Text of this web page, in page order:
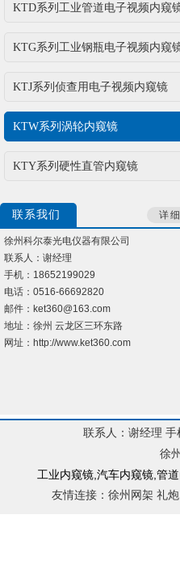
KTD系列工业管道电子视频内窥
KTG系列工业钢瓶电子视频内窥
KTJ系列侦查用电子视频内窥镜
KTW系列涡轮内窥镜
KTY系列硬性直管内窥镜
联系我们 详
徐州科尔泰光电仪器有限公司
联系人：谢经理
手机：18652199029
电话：0516-66692820
邮件：ket360@163.com
地址：徐州 云龙区三环东路
网址：http://www.ket360.com
联系人：谢经理
徐
工业内窥镜, 汽车内窥镜 ,管
友情连接： 徐州网架 礼炮